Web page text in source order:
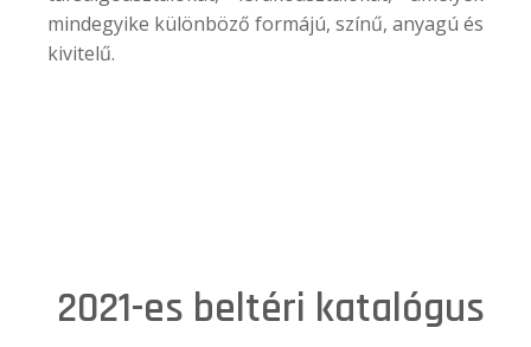
mindegyike különböző formájú, színű, anyagú és
kivitelű.
2021-es beltéri katalógus